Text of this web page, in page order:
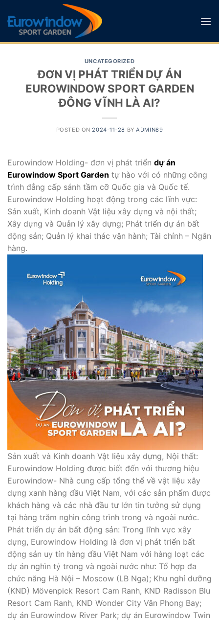
content
UNCATEGORIZED
ĐƠN VỊ PHÁT TRIỂN DỰ ÁN
EUROWINDOW SPORT GARDEN
ĐÔNG VĨNH LÀ AI?
POSTED ON 2024-11-28 BYADMIN89
Eurowindow Holding- đơn vị phát triển dự án
Eurowindow Sport Garden tự hào với có những công
trình đẳng cấp sánh tầm cỡ Quốc gia và Quốc tế.
Eurowindow Holding hoạt động trong các lĩnh vực:
Sản xuất, Kinh doanh Vật liệu xây dựng và nội thất;
Xây dựng và Quản lý xây dựng; Phát triển dự án bất
động sản; Quản lý khai thác vận hành; Tài chính – Ngân
hàng.
Sản xuất và Kinh doanh Vật liệu xây dựng, Nội thất:
Eurowindow Holding được biết đến với thương hiệu
Eurowindow- Nhà cung cấp tổng thể về vật liệu xây
dựng xanh hàng đầu Việt Nam, với các sản phẩm được
khách hàng và các nhà đầu tư lớn tin tưởng sử dụng
tại hàng trăm nghìn công trình trong và ngoài nước.
Phát triển dự án bất động sản: Trong lĩnh vực xây
dựng, Eurowindow Holding là đơn vị phát triển bất
động sản uy tín hàng đầu Việt Nam với hàng loạt các
dự án nghìn tỷ trong và ngoài nước như: Tổ hợp đa
chức năng Hà Nội – Moscow (LB Nga); Khu nghỉ dưỡng
(KND) Mövenpick Resort Cam Ranh, KND Radisson Blu
Resort Cam Ranh, KND Wonder City Vân Phong Bay;
dự án Eurowindow River Park; dự án Eurowindow Twin